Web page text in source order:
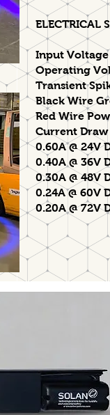
ELECTRICAL
Input Voltage
Operating
Transient
Black Wire
Red Wire
Current Draw
0.60A @ 24V
0.40A @ 36V
0.30A @ 48V
0.24A @ 60V
0.20A @ 72V